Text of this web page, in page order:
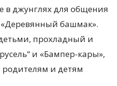
в джунглях для общения
башмак».
прохладный и
и «Бампер-кары»,
и детям